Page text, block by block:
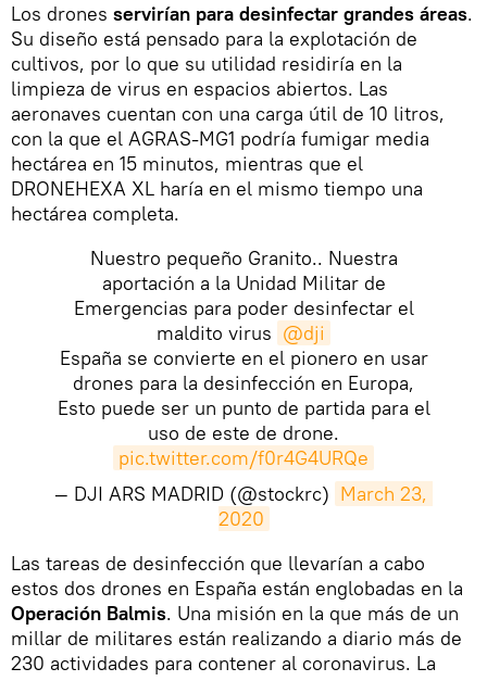
Los drones servirían para desinfectar grandes áreas.
Su diseño está pensado para la explotación de
cultivos, por lo que su utilidad residiría en la
limpieza de virus en espacios abiertos. Las
aeronaves cuentan con una carga útil de 10 litros,
con la que el AGRAS-MG1 podría fumigar media
hectárea en 15 minutos, mientras que el
DRONEHEXA XL haría en el mismo tiempo una
hectárea completa.
Nuestro pequeño Granito.. Nuestra
aportación a la Unidad Militar de
Emergencias para poder desinfectar el
maldito virus @dji
España se convierte en el pionero en usar
drones para la desinfección en Europa,
Esto puede ser un punto de partida para el
uso de este de drone.
pic.twitter.com/f0r4G4URQe
— DJI ARS MADRID (@stockrc) March 23,
2020
Las tareas de desinfección que llevarían a cabo
estos dos drones en España están englobadas en la
Operación Balmis. Una misión en la que más de un
millar de militares están realizando a diario más de
230 actividades para contener al coronavirus. La